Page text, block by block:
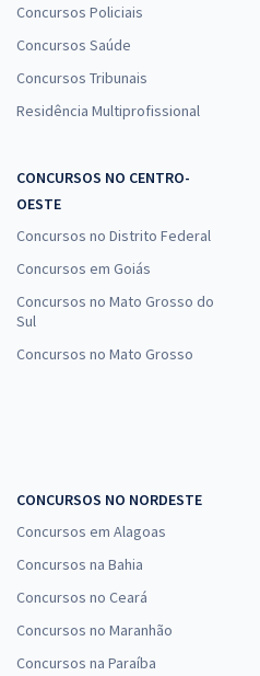
Concursos Policiais
Concursos Saúde
Concursos Tribunais
Residência Multiprofissional
CONCURSOS NO CENTRO-
OESTE
Concursos no Distrito Federal
Concursos em Goiás
Concursos no Mato Grosso do
Sul
Concursos no Mato Grosso
CONCURSOS NO NORDESTE
Concursos em Alagoas
Concursos na Bahia
Concursos no Ceará
Concursos no Maranhão
Concursos na Paraíba